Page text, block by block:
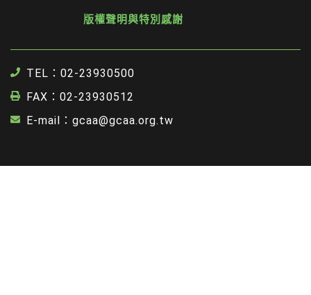
版權聲明與特別感謝
TEL：02-23930500
FAX：02-23930512
E-mail：gcaa@gcaa.org.tw